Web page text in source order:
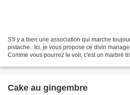
S'il y a bien une association qui marche
pistache...Ici, je vous propose ce divin
Comme vous pourrez le voir, c'est un marbré
Cake au gingembre